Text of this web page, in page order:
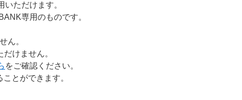
ただけます。
専用のものです。
ん。
けません。
をご確認ください。
とができます。